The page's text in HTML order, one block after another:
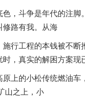
斗争是年代的注脚
修路有我。从海
工程的本钱被不断
，真实的解困方案现
的小松传统燃油车，
山之上，小